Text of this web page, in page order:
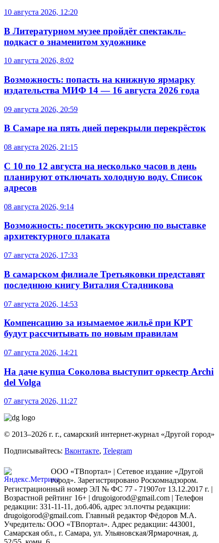
10 августа 2026, 12:20
В Литературном музее пройдёт спектакль-
подкаст о знаменитом художнике
10 августа 2026, 8:02
Возможность: попасть на книжную ярмарку
издательства МИФ 14 — 16 августа 2026 года
09 августа 2026, 20:59
В Самаре на пять дней перекрыли перекрёсток
08 августа 2026, 21:15
С 10 по 12 августа на несколько часов в день
планируют отключать холодную воду. Список
адресов
08 августа 2026, 9:14
Возможность: посетить экскурсию по выставке
архитектурного плаката
07 августа 2026, 17:33
В самарском филиале Третьяковки представят
последнюю книгу Виталия Стадникова
07 августа 2026, 14:53
Компенсацию за изымаемое жильё при КРТ
будут рассчитывать по новым правилам
07 августа 2026, 14:21
На даче купца Соколова выступит оркестр Archi
del Volga
07 августа 2026, 11:27
© 2013–2026 г. г., самарский интернет-журнал «Другой город»
Подписывайтесь: Вконтакте, Telegram
ООО «ТВпортал» | Сетевое издание «Другой
город». Зарегистрировано Роскомнадзором.
Регистрационный номер ЭЛ № ФС 77 - 71907от 13.12.2017 г. |
Возрастной рейтинг 16+ | drugoigorod@gmail.com | Телефон
редакции: 331-11-11, доб.406, адрес эл.почты редакции:
drugoigorod@gmail.com. Главный редактор Фёдоров М.А.
Учредитель: ООО «ТВпортал». Адрес редакции: 443001,
Самарская обл., г. Самара, ул. Ульяновская/Ярмарочная, д.